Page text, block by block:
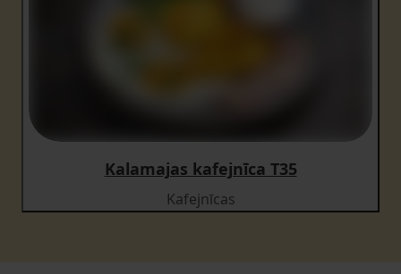
Kalamajas kafejnīca T35
Kafejnīcas